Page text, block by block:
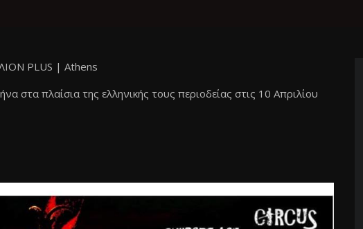
PLUS | Athens
στα πλαίσια της ελληνικής τους περιοδείας στις 10 Απριλίου